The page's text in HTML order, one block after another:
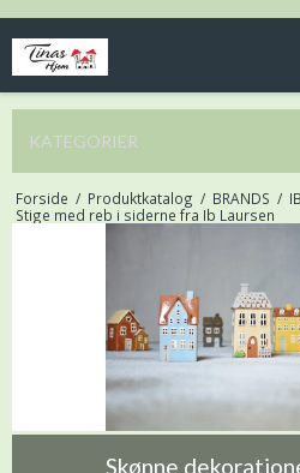
KATEGORIER
Forside / Produktkatalog / BRANDS /
Stige med reb i siderne fra Ib Laursen
Skønne